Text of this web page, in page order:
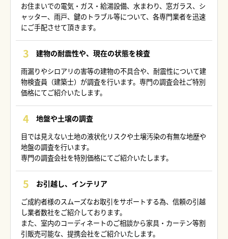
お住まいでの電気・ガス・給湯設備、水まわり、窓ガラス、シ
ャッター、雨戸、鍵のトラブル等について、各専門業者を迅速
にご手配させて頂きます。
建物の耐震性や、現在の状態を検査
雨漏りやシロアリの害等の建物の不具合や、耐震性について建
物検査員（建築士）が調査を行います。専門の調査会社ご特別
価格にてご紹介いたします。
地盤や土壌の調査
目では見えない土地の液状化リスクや土壌汚染の有無な地歴や
地盤の調査を行います。
専門の調査会社を特別価格にてご紹介いたします。
お引越し、インテリア
ご成約者様のスムーズなお取引をサポートする為、信頼の引越
し業者数社をご紹介しております。
また、室内のコーディネートのご相談から家具・カーテン等割
引販売可能な、提携会社をご紹介いたします。